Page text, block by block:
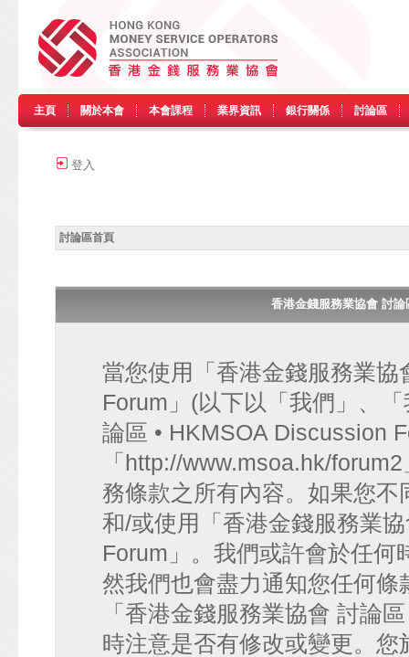
主頁 關於本會 本會課程 業界資訊 銀行關係 討論區
登入
討論區首頁
香港金錢服務業協會 討
當您使用「香港金錢服務業
Forum」(以下以「我們」、
論區 • HKMSOA Discussion
「http://www.msoa.hk/
務條款之所有內容。如果您
和/或使用「香港金錢服務業
Forum」。我們或許會於任何
然我們也會盡力通知您任何
「香港金錢服務業協會 討論
時注意是否有修改或變更。